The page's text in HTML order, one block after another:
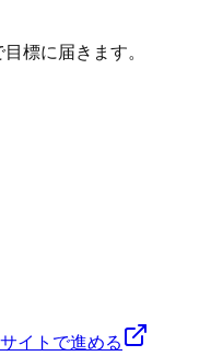
標に届きます。
イトで進める